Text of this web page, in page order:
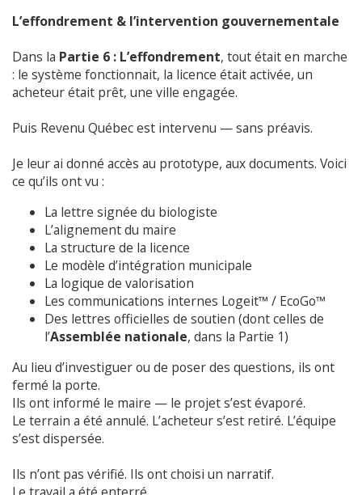
L’effondrement & l’intervention gouvernementale
Dans la Partie 6 : L’effondrement, tout était en marche
: le système fonctionnait, la licence était activée, un
acheteur était prêt, une ville engagée.
Puis Revenu Québec est intervenu — sans préavis.
Je leur ai donné accès au prototype, aux documents. Voici
ce qu’ils ont vu :
La lettre signée du biologiste
L’alignement du maire
La structure de la licence
Le modèle d’intégration municipale
La logique de valorisation
Les communications internes Logeit™ / EcoGo™
Des lettres officielles de soutien (dont celles de
l’Assemblée nationale, dans la Partie 1)
Au lieu d’investiguer ou de poser des questions, ils ont
fermé la porte.
Ils ont informé le maire — le projet s’est évaporé.
Le terrain a été annulé. L’acheteur s’est retiré. L’équipe
s’est dispersée.
Ils n’ont pas vérifié. Ils ont choisi un narratif.